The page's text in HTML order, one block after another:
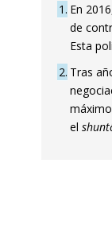
1 En
de
Esta
2 Tras
el